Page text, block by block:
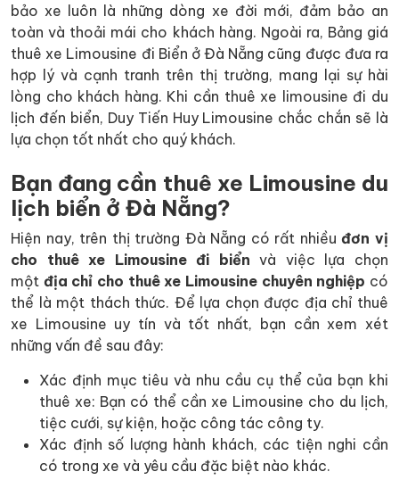
bảo xe luôn là những dòng xe đời mới, đảm bảo an
toàn và thoải mái cho khách hàng. Ngoài ra, Bảng giá
thuê xe Limousine đi Biển ở Đà Nẵng cũng được đưa ra
hợp lý và cạnh tranh trên thị trường, mang lại sự hài
lòng cho khách hàng. Khi cần thuê xe limousine đi du
lịch đến biển, Duy Tiến Huy Limousine chắc chắn sẽ là
lựa chọn tốt nhất cho quý khách.
Bạn đang cần thuê xe Limousine du
lịch biển ở Đà Nẵng?
Hiện nay, trên thị trường Đà Nẵng có rất nhiềuđơn vị
cho thuê xe Limousine đi biển và việc lựa chọn
một địa chỉ cho thuê xe Limousine chuyên nghiệp có
thể là một thách thức. Để lựa chọn được địa chỉ thuê
xe Limousine uy tín và tốt nhất, bạn cần xem xét
những vấn đề sau đây:
Xác định mục tiêu và nhu cầu cụ thể của bạn khi
thuê xe: Bạn có thể cần xe Limousine cho du lịch,
tiệc cưới, sự kiện, hoặc công tác công ty.
Xác định số lượng hành khách, các tiện nghi cần
có trong xe và yêu cầu đặc biệt nào khác.